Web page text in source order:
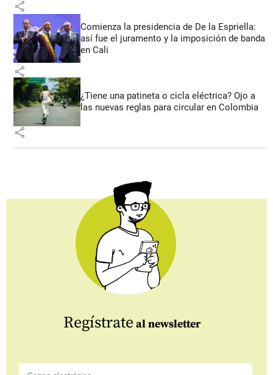
share
Comienza la presidencia de De la Espriella:
así fue el juramento y la imposición de banda
en Cali
share
¿Tiene una patineta o cicla eléctrica? Ojo a
las nuevas reglas para circular en Colombia
share
Regístrate al newsletter